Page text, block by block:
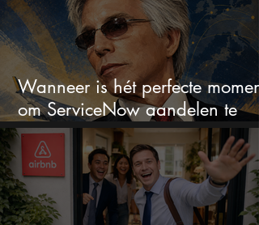
Wanneer is hét perfecte moment
om ServiceNow aandelen te
kopen?